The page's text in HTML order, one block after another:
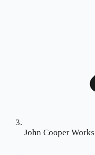
John Cooper Works